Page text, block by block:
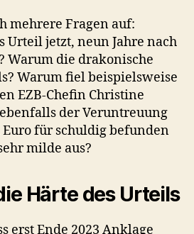
mehrere Fragen auf:
Urteil jetzt, neun Jahre nach
Warum die drakonische
Warum fiel beispielsweise
EZB-Chefin Christine
der Veruntreuung
für schuldig befunden
milde aus?
Härte des Urteils
erst Ende 2023 Anklage